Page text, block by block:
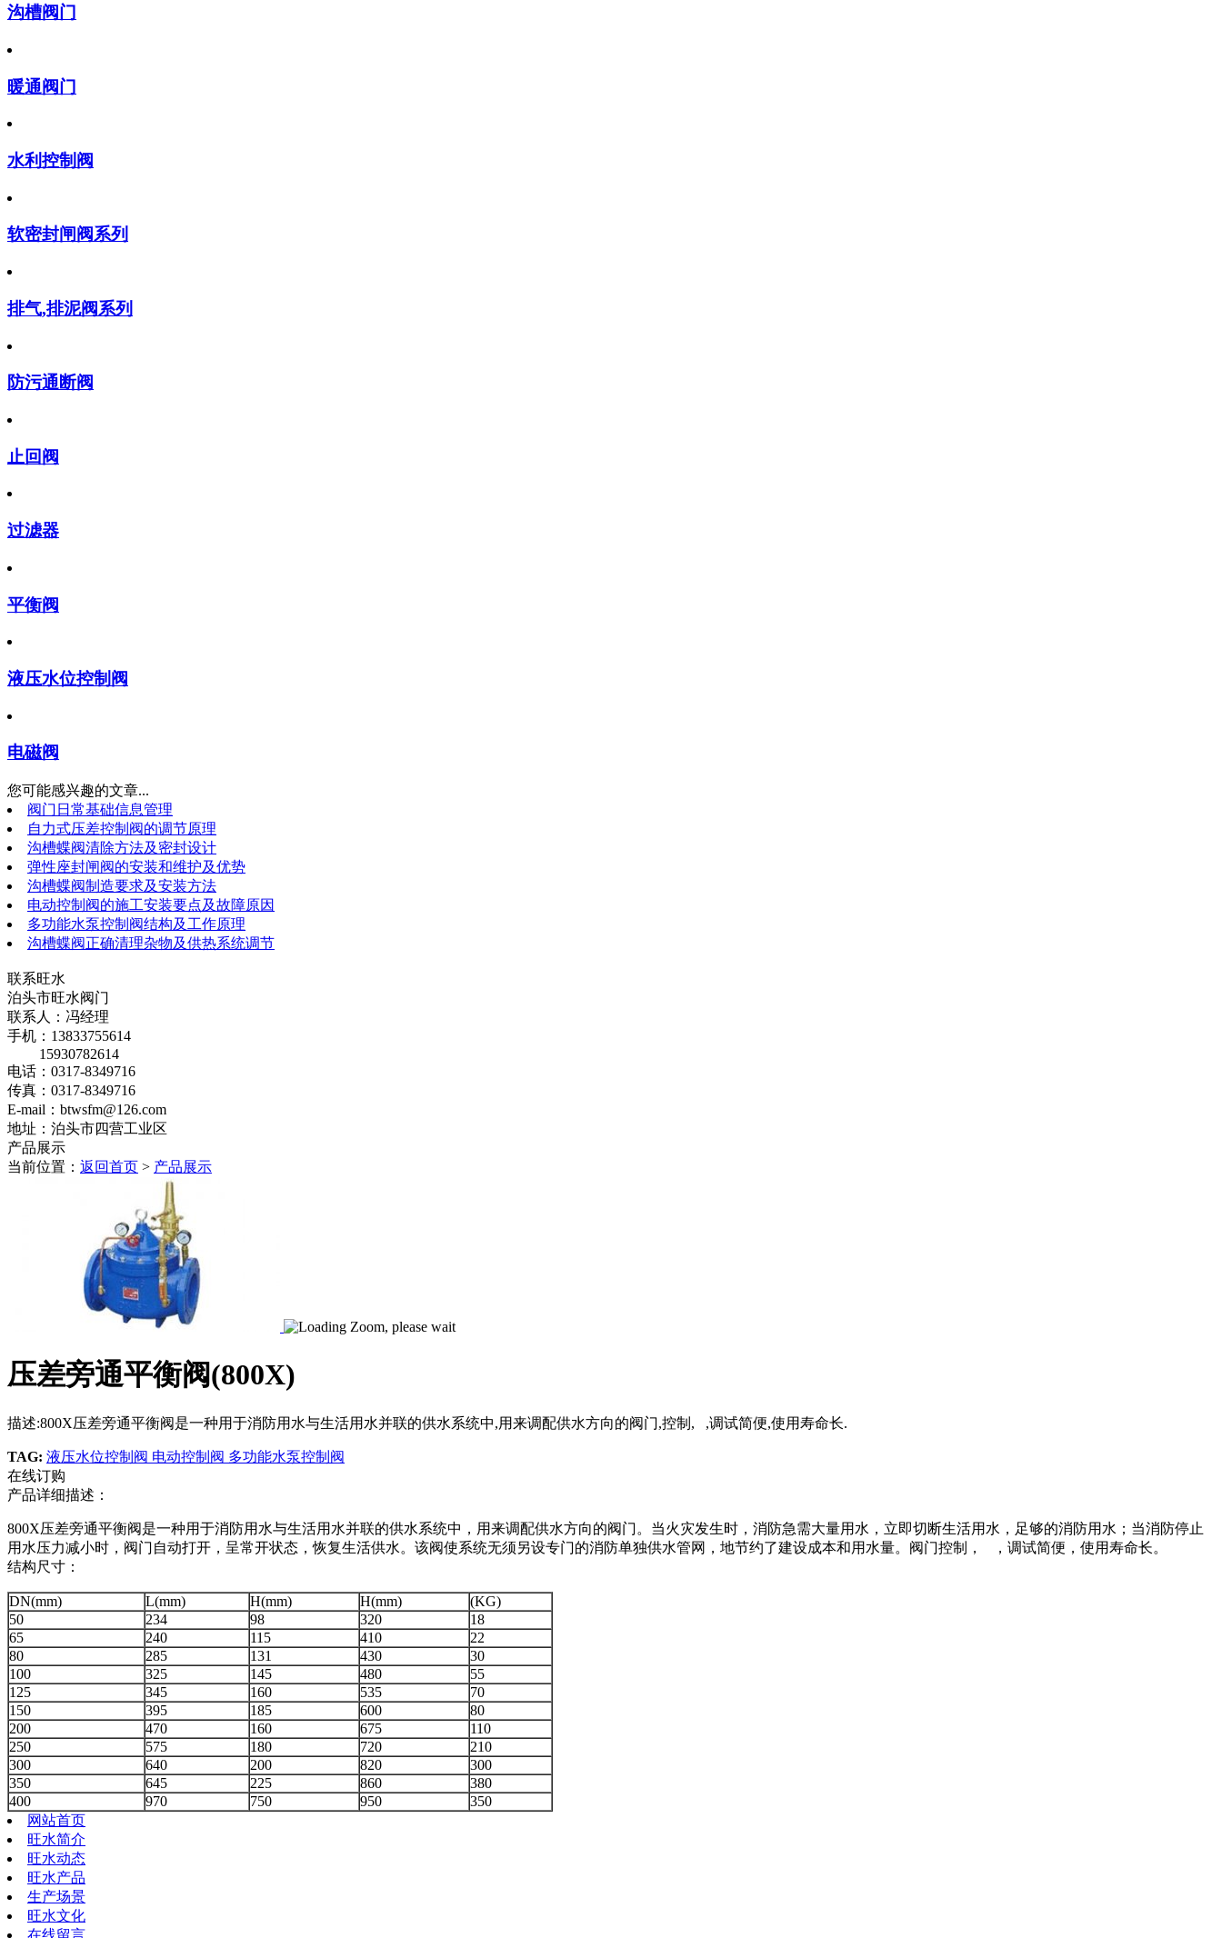
沟槽阀门
暖通阀门
水利控制阀
软密封闸阀系列
排气,排泥阀系列
防污通断阀
止回阀
过滤器
平衡阀
液压水位控制阀
电磁阀
您可能感兴趣的文章...
阀门日常基础信息管理
自力式压差控制阀的调节原理
沟槽蝶阀清除方法及密封设计
弹性座封闸阀的安装和维护及优势
沟槽蝶阀制造要求及安装方法
电动控制阀的施工安装要点及故障原因
多功能水泵控制阀结构及工作原理
沟槽蝶阀正确清理杂物及供热系统调节
联系旺水
泊头市旺水阀门
联系人：冯经理
手机：13833755614
15930782614
电话：0317-8349716
传真：0317-8349716
E-mail：btwsfm@126.com
地址：泊头市四营工业区
产品展示
当前位置： 返回首页 > 产品展示
压差旁通平衡阀(800X)
描述:800X压差旁通平衡阀是一种用于消防用水与生活用水并联的供水系统中,用来调配供水方向的阀门,控制, ,调试简便,使用寿命长.
TAG: 液压水位控制阀 电动控制阀 多功能水泵控制阀
在线订购
产品详细描述：
800X压差旁通平衡阀是一种用于消防用水与生活用水并联的供水系统中，用来调配供水方向的阀门。当火灾发生时，消防急需大量用水，立即切断生活用水，足够的消防用水；当消防停止
用水压力减小时，阀门自动打开，呈常开状态，恢复生活供水。该阀使系统无须另设专门的消防单独供水管网，地节约了建设成本和用水量。阀门控制， ，调试简便，使用寿命长。
结构尺寸：
DN(mm) L(mm) H(mm) H(mm)
(KG)
50
234 98 320
18
65
240 115 410
22
80
285 131 430
30
100
325 145 480
55
125
345 160 535
70
150
395 185 600
80
200
470 160 675
110
250
575 180 720
210
300
640 200 820
300
350
645 225 860
380
400
970 750 950
350
网站首页
旺水简介
旺水动态
旺水产品
生产场景
旺水文化
在线留言